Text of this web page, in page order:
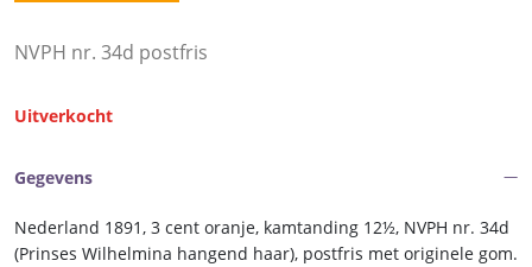
NVPH nr. 34d postfris
Uitverkocht
Gegevens
Nederland 1891, 3 cent oranje, kamtanding 12½, NVPH nr. 34d
(Prinses Wilhelmina hangend haar), postfris met originele gom.